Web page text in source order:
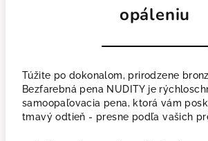
opáleniu
Túžite po dokonalom, prirodzene
Bezfarebná pena NUDITY je
samoopaľovacia pena, ktorá vám
tmavý odtieň - presne podľa vašich